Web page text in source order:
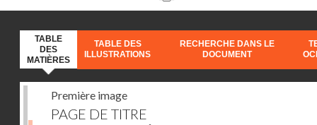
TABLE
DES
MATIÈRES
TABLE DES
ILLUSTRATIONS
RECHERCHE DANS LE
DOCUMENT
Première image
PAGE DE TITRE